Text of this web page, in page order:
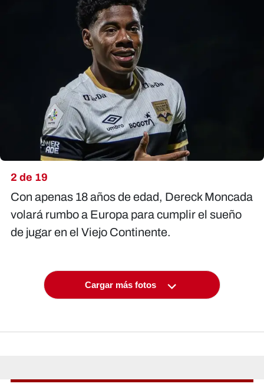
2 de 19
Con apenas 18 años de edad, Dereck Moncada
volará rumbo a Europa para cumplir el sueño
de jugar en el Viejo Continente.
Cargar más fotos